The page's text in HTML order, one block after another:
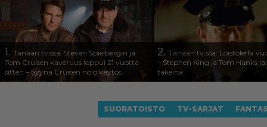
1. Tänään tv:ssä: Steven Spielbergin ja
Tom Cruisen kaveruus loppui 21 vuotta
sitten – Syynä Cruisen nolo käytös
2. Tänään tv:ssä: Loistoleffa
– Stephen King ja Tom Hanks
takeina
SUORATOISTO TV-SARJAT